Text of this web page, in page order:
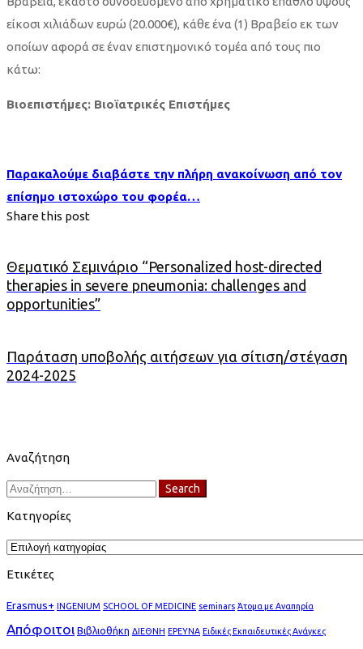
είκοσι χιλιάδων ευρώ (20.000€), κάθε ένα (1) Βραβείο εκ των
οποίων αφορά σε έναν επιστημονικό τομέα από τους πιο
κάτω:
Βιοεπιστήμες: Βιοϊατρικές Επιστήμες
Παρακαλούμε διαβάστε την πλήρη ανακοίνωση από τον
επίσημο ιστοχώρο του φορέα…
Share this post
Θεματικό Σεμινάριο “Personalized host-directed
therapies in severe pneumonia: challenges and
opportunities”
Παράταση υποβολής αιτήσεων για σίτιση/στέγαση
2024-2025
Αναζήτηση
Search
for:
Search
Κατηγορίες
Κατηγορίες
Ετικέτες
Erasmus+ INGENIUM SCHOOL OF MEDICINE seminars Άτομα με Αναπηρία
Απόφοιτοι Βιβλιοθήκη ΔΙΕΘΝΗ ΕΡΕΥΝΑ Ειδικές Εκπαιδευτικές Ανάγκες